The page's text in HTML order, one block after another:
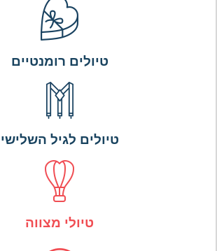
טיולים רומנטיים
טיולים לגיל השלישי
טיולי מצווה